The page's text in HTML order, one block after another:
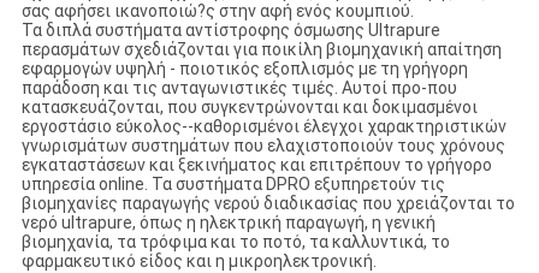
σας αφήσει ικανοποιώ?ς στην αφή ενός κουμπιού.
Τα διπλά συστήματα αντίστροφης όσμωσης Ultrapure
περασμάτων σχεδιάζονται για ποικίλη βιομηχανική απαίτηση
εφαρμογών υψηλή - ποιοτικός εξοπλισμός με τη γρήγορη
παράδοση και τις ανταγωνιστικές τιμές. Αυτοί προ-που
κατασκευάζονται, που συγκεντρώνονται και δοκιμασμένοι
εργοστάσιο εύκολος--καθορισμένοι έλεγχοι χαρακτηριστικών
γνωρισμάτων συστημάτων που ελαχιστοποιούν τους χρόνους
εγκαταστάσεων και ξεκινήματος και επιτρέπουν το γρήγορο
υπηρεσία online. Τα συστήματα DPRO εξυπηρετούν τις
βιομηχανίες παραγωγής νερού διαδικασίας που χρειάζονται το
νερό ultrapure, όπως η ηλεκτρική παραγωγή, η γενική
βιομηχανία, τα τρόφιμα και το ποτό, τα καλλυντικά, το
φαρμακευτικό είδος και η μικροηλεκτρονική.